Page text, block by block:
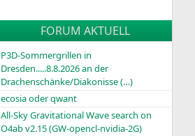
FORUM AKTUELL
P3D-Sommergrillen in
Dresden.....8.8.2026 an der
Drachenschänke/Diakonisse (…)
ecosia oder qwant
All-Sky Gravitational Wave search on
O4ab v2.15 (GW-opencl-nvidia-2G)